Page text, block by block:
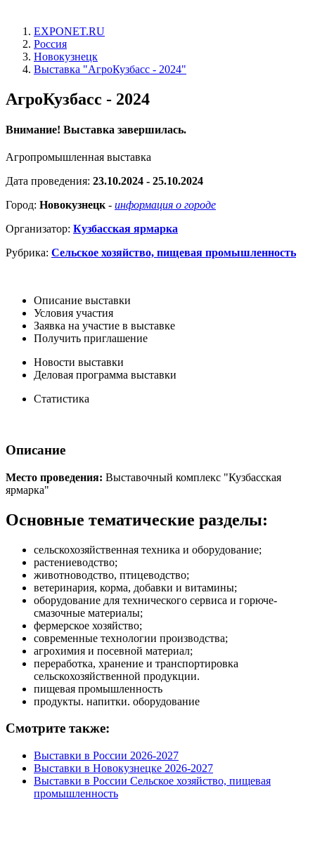
EXPONET.RU
Россия
Новокузнецк
Выставка "АгроКузбасс - 2024"
АгроКузбасс - 2024
Внимание! Выставка завершилась.
Агропромышленная выставка
Дата проведения: 23.10.2024 - 25.10.2024
Город: Новокузнецк - информация о городе
Организатор: Кузбасская ярмарка
Рубрика: Сельское хозяйство, пищевая промышленность
Описание выставки
Условия участия
Заявка на участие в выставке
Получить приглашение
Новости выставки
Деловая программа выставки
Статистика
Описание
Место проведения: Выставочный комплекс "Кузбасская
ярмарка"
Основные тематические разделы:
сельскохозяйственная техника и оборудование;
растениеводство;
животноводство, птицеводство;
ветеринария, корма, добавки и витамины;
оборудование для технического сервиса и горюче-
смазочные материалы;
фермерское хозяйство;
современные технологии производства;
агрохимия и посевной материал;
переработка, хранение и транспортировка
сельскохозяйственной продукции.
пищевая промышленность
продукты. напитки. оборудование
Смотрите также:
Выставки в России 2026-2027
Выставки в Новокузнецке 2026-2027
Выставки в России Сельское хозяйство, пищевая
промышленность